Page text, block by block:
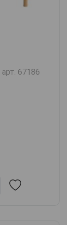
арт. 67186